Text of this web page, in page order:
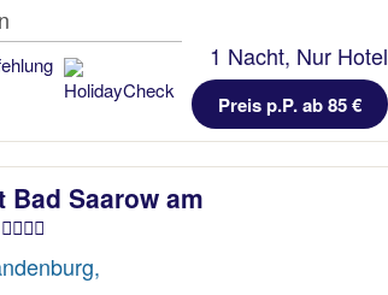
1 Nacht, Nur Hotel
Preis p.P. ab 85 €
Bad Saarow am